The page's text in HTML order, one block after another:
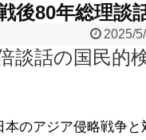
後80年総理談
2025/
談話の国民的
のアジア侵略戦争と